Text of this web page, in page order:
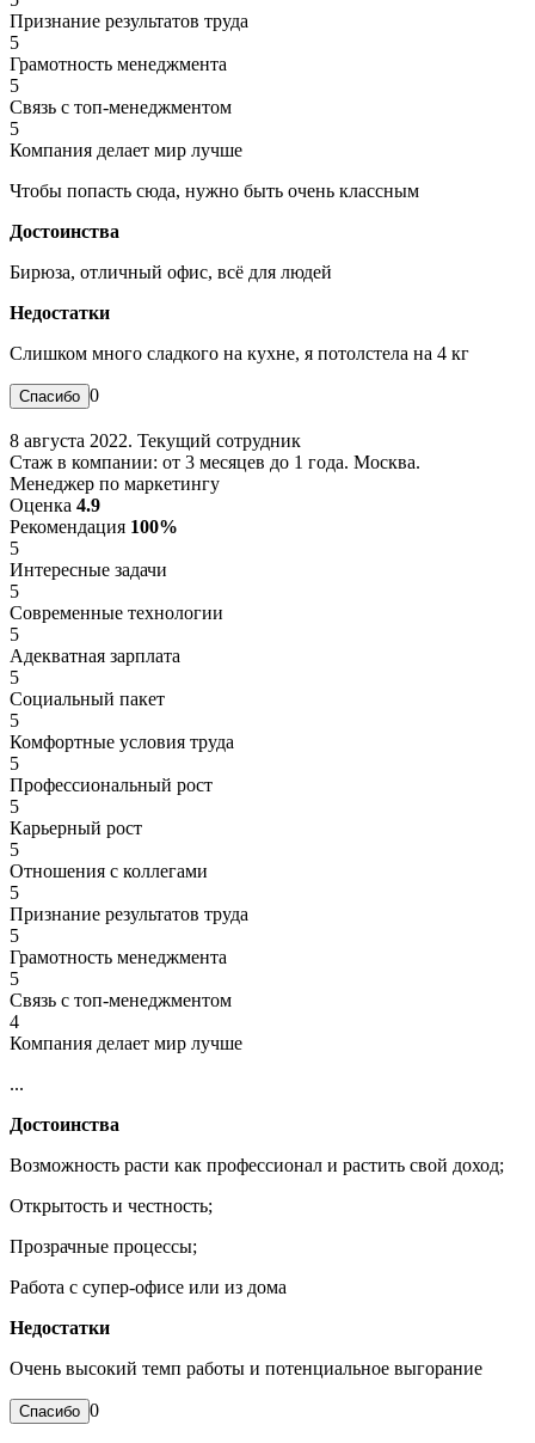
Признание результатов труда
5
Грамотность менеджмента
5
Связь с топ-менеджментом
5
Компания делает мир лучше
Чтобы попасть сюда, нужно быть очень классным
Достоинства
Бирюза, отличный офис, всё для людей
Недостатки
Слишком много сладкого на кухне, я потолстела на 4 кг
0
8 августа 2022. Текущий сотрудник
Стаж в компании: от 3 месяцев до 1 года. Москва.
Менеджер по маркетингу
Оценка 4.9
Рекомендация 100%
5
Интересные задачи
5
Современные технологии
5
Адекватная зарплата
5
Социальный пакет
5
Комфортные условия труда
5
Профессиональный рост
5
Карьерный рост
5
Отношения с коллегами
5
Признание результатов труда
5
Грамотность менеджмента
5
Связь с топ-менеджментом
4
Компания делает мир лучше
...
Достоинства
Возможность расти как профессионал и растить свой доход;
Открытость и честность;
Прозрачные процессы;
Работа с супер-офисе или из дома
Недостатки
Очень высокий темп работы и потенциальное выгорание
0